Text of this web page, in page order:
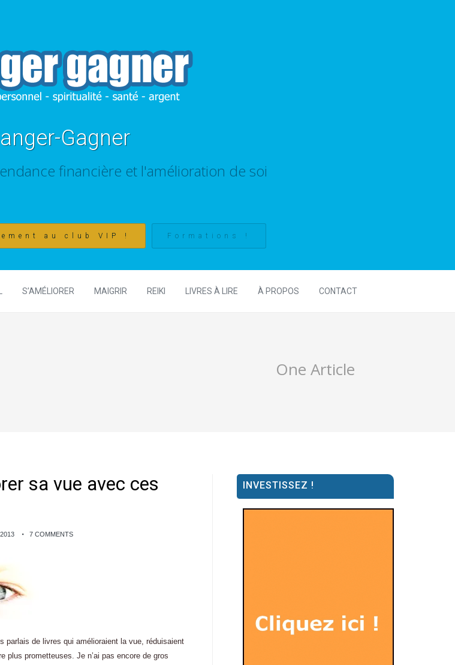
Gagner
financière et l'amélioration de soi
au club VIP ! Formations !
S’AMÉLIORER MAIGRIR REIKI LIVRES À LIRE À PROPOS CONTACT
One Article
sa vue avec ces
7 COMMENTS
de livres qui amélioraient la vue, réduisaient
plus prometteuses. Je n’ai pas encore de gros
INVESTISSEZ !